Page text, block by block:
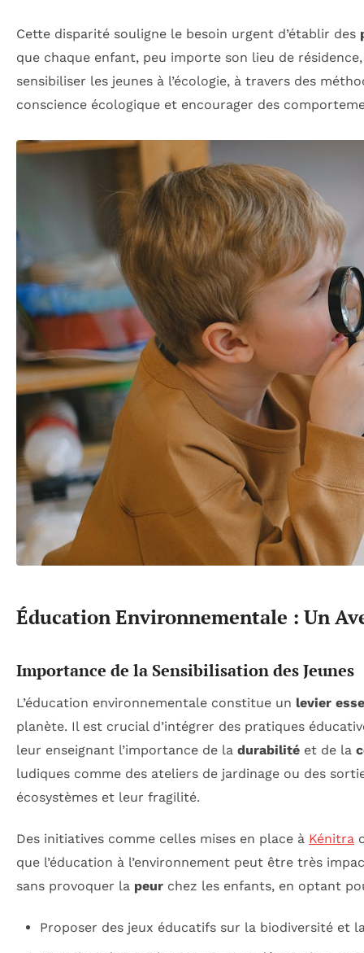
Cette disparité souligne le besoin urgent d’établir des
que chaque enfant, peu importe son lieu de
sensibiliser les jeunes à l’écologie, à travers des
conscience écologique et encourager des
Éducation Environnementale : Un
Importance de la Sensibilisation des Jeunes
L’éducation environnementale constitue un levier
planète. Il est crucial d’intégrer des pratiques
leur enseignant l’importance de la durabilité et de la
ludiques comme des ateliers de jardinage ou des
écosystèmes et leur fragilité.
Des initiatives comme celles mises en place à Kénitra
que l’éducation à l’environnement peut être très
sans provoquer la peur chez les enfants, en optant
Proposer des jeux éducatifs sur la biodiversité et